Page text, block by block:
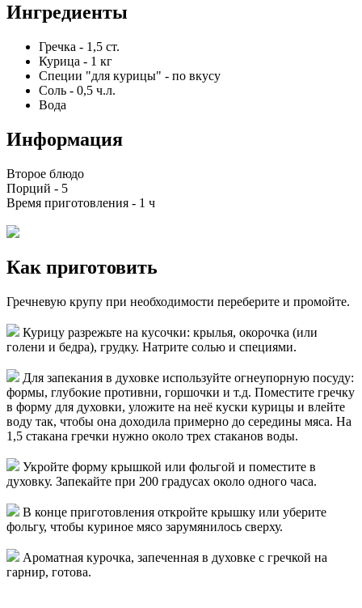
Ингредиенты
Гречка - 1,5 ст.
Курица - 1 кг
Специи "для курицы" - по вкусу
Соль - 0,5 ч.л.
Вода
Информация
Второе блюдо
Порций - 5
Время приготовления - 1 ч
Как приготовить
Гречневую крупу при необходимости переберите и промойте.
Курицу разрежьте на кусочки: крылья, окорочка (или
голени и бедра), грудку. Натрите солью и специями.
Для запекания в духовке используйте огнеупорную посуду:
формы, глубокие противни, горшочки и т.д. Поместите гречку
в форму для духовки, уложите на неё куски курицы и влейте
воду так, чтобы она доходила примерно до середины мяса. На
1,5 стакана гречки нужно около трех стаканов воды.
Укройте форму крышкой или фольгой и поместите в
духовку. Запекайте при 200 градусах около одного часа.
В конце приготовления откройте крышку или уберите
фольгу, чтобы куриное мясо зарумянилось сверху.
Ароматная курочка, запеченная в духовке с гречкой на
гарнир, готова.